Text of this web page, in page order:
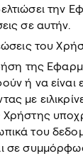
την
σε αυτήν.
του
της
ή να είναι
με
του
σε